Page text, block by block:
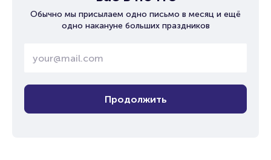
Обычно мы присылаем одно письмо в месяц и ещё
одно накануне больших праздников
Продолжить